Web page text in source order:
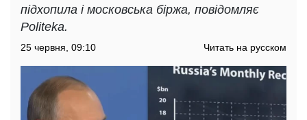
підхопила і московська біржа, повідомляє
Politeka.
25 червня, 09:10 Читать на русском